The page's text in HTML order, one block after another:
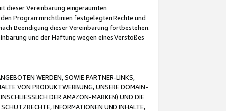
dieser Vereinbarung eingeräumten
Programmrichtlinien festgelegten Rechte und
Beendigung dieser Vereinbarung fortbestehen.
und der Haftung wegen eines Verstoßes
WERDEN, SOWIE PARTNER-LINKS,
VON PRODUKTWERBUNG, UNSERE DOMAIN-
DER AMAZON-MARKEN) UND DIE
INFORMATIONEN UND INHALTE,